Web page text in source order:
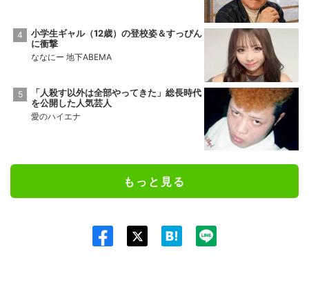
小学生ギャル（12歳）の登校姿＆すっぴん
に衝撃
ななにー 地下ABEMA
「人殺す以外は全部やってきた」総長時代
を公開した人気芸人
愛のハイエナ
もっと見る